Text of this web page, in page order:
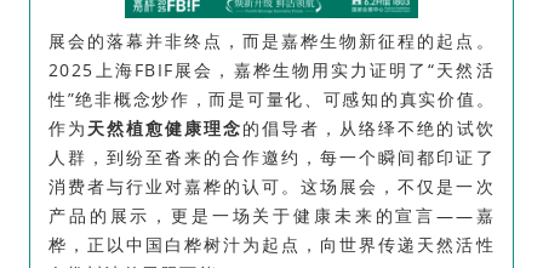
展会的落幕并非终点，而是嘉桦生物新征程的起点。
2025上海FBIF展会，嘉桦生物用实力证明了“天然活
性”绝非概念炒作，而是可量化、可感知的真实价值。
作为 天然植愈健康理念的倡导者，从络绎不绝的试饮
人群，到纷至沓来的合作邀约，每一个瞬间都印证了
消费者与行业对嘉桦的认可。这场展会，不仅是一次
产品的展示，更是一场关于健康未来的宣言——嘉
桦，正以中国白桦树汁为起点，向世界传递天然活性